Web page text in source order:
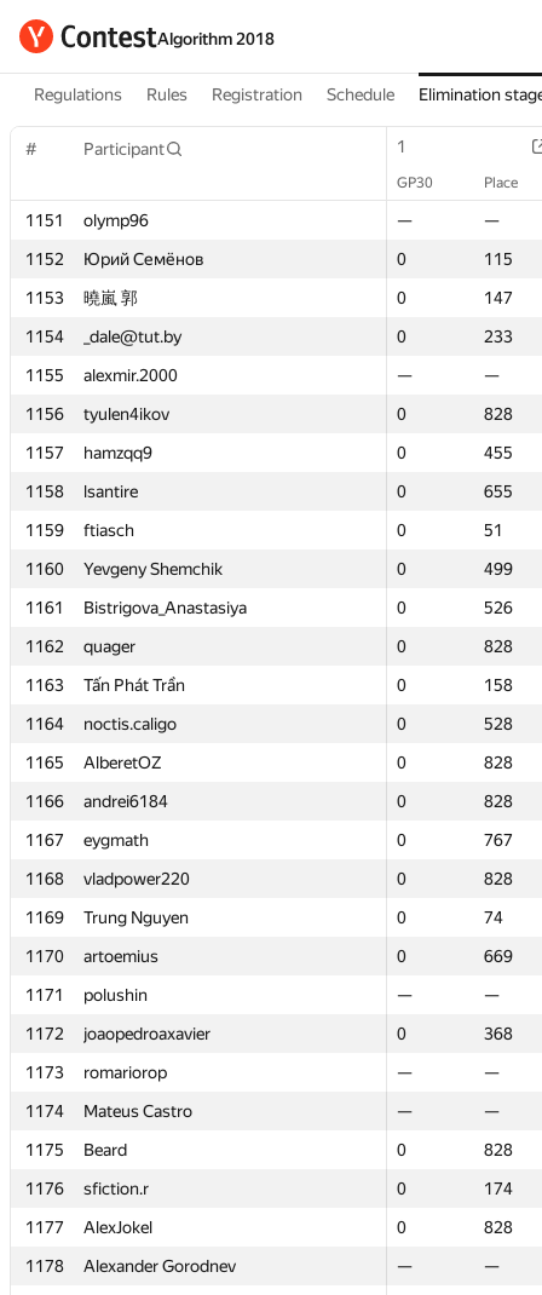
Algorithm 2018
Regulations Rules Registration Schedule Elimination
# Participant 1
GP30 Place
1151 olymp96 —
—
1152
Юрий Семёнов 0
115
1153
曉嵐 郭 0
147
1154
_dale@tut.by 0
233
1155
alexmir.2000 —
—
1156
tyulen4ikov 0
828
1157
hamzqq9 0
455
1158
lsantire 0
655
1159
ftiasch 0
51
1160
Yevgeny Shemchik 0
499
1161
Bistrigova_Anastasiya 0
526
1162
quager 0
828
1163
Tấn Phát Trần 0
158
1164
noctis.caligo 0
528
1165
AlberetOZ 0
828
1166
andrei6184 0
828
1167
eygmath 0
767
1168
vladpower220 0
828
1169
Trung Nguyen 0
74
1170
artoemius 0
669
1171
polushin —
—
1172
joaopedroaxavier 0
368
1173
romariorop —
—
1174
Mateus Castro —
—
1175
Beard 0
828
1176
sfiction.r 0
174
1177
AlexJokel 0
828
1178
Alexander Gorodnev —
—
# Participant 1
GP30 Place
1151 olymp96 —
—
1152
Юрий Семёнов 0
115
1153
曉嵐 郭 0
147
1154
_dale@tut.by 0
233
1155
alexmir.2000 —
—
1156
tyulen4ikov 0
828
1157
hamzqq9 0
455
1158
lsantire 0
655
1159
ftiasch 0
51
1160
Yevgeny Shemchik 0
499
1161
Bistrigova_Anastasiya 0
526
1162
quager 0
828
1163
Tấn Phát Trần 0
158
1164
noctis.caligo 0
528
1165
AlberetOZ 0
828
1166
andrei6184 0
828
1167
eygmath 0
767
1168
vladpower220 0
828
1169
Trung Nguyen 0
74
1170
artoemius 0
669
1171
polushin —
—
1172
joaopedroaxavier 0
368
1173
romariorop —
—
1174
Mateus Castro —
—
1175
Beard 0
828
1176
sfiction.r 0
174
1177
AlexJokel 0
828
1178
Alexander Gorodnev —
—